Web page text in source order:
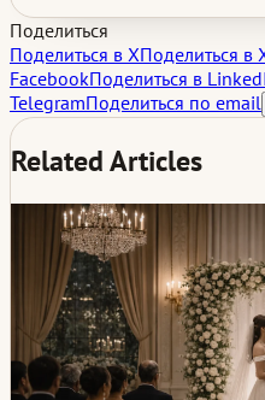
Поделиться
Поделиться в XПоделиться в
FacebookПоделиться в
TelegramПоделиться по email
Related Articles